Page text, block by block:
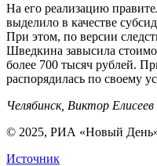
На его реализацию
выделило в качестве
При этом, по версии
Шведкина завысила
более 700 тысяч рублей.
распорядилась по своему
Челябинск, Виктор Елисеев
© 2025, РИА «Новый
Источник